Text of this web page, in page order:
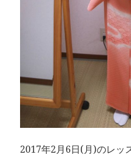
2017年2月6日(月)のレッ